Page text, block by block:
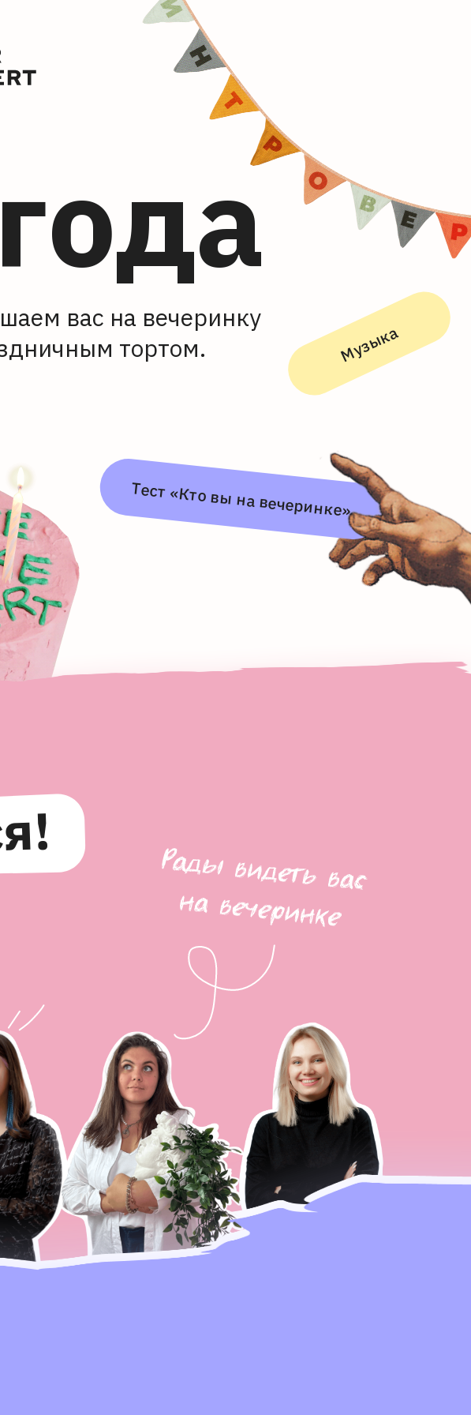
Тест «Кто вы на вечеринке»
вас на вечеринку
тортом.
Музыка